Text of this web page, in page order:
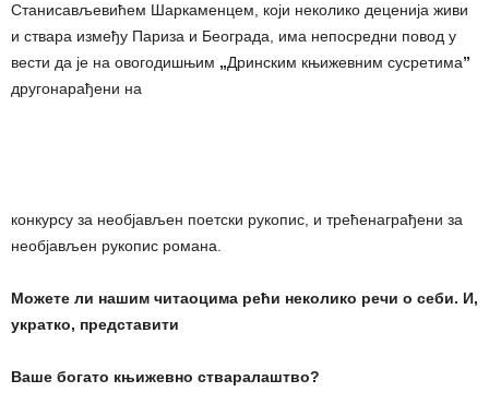
Станисављевићем Шаркаменцем, који неколико деценија живи
и ствара између Париза и Београда, има непосредни повод у
вести да је на овогодишњим „Дринским књижевним сусретима”
другонарађени на
конкурсу за необјављен поетски рукопис, и трећенаграђени за
необјављен рукопис романа.
Можете ли нашим читаоцима рећи неколико речи о себи. И,
укратко, представити
Ваше богато књижевно стваралаштво?